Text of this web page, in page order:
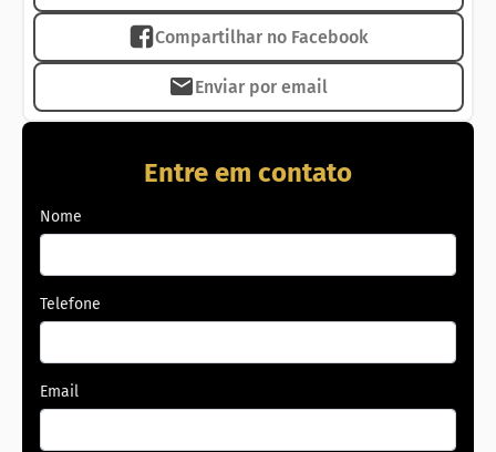
Não perca oportunidade de montar seu negócio,
aproveite essa oportunidade!
Entre em contato e agende sua visita!
Compartilhar no Facebook
Enviar por email
Entre em contato
Nome
Telefone
Email